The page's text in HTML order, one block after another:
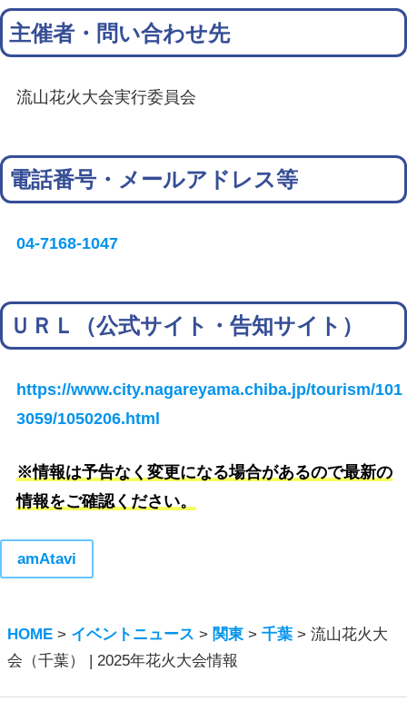
主催者・問い合わせ先
流山花火大会実行委員会
電話番号・メールアドレス等
04-7168-1047
ＵＲＬ（公式サイト・告知サイト）
https://www.city.nagareyama.chiba.jp/tourism/101
3059/1050206.html
※情報は予告なく変更になる場合があるので最新の
情報をご確認ください。
amAtavi
HOME > イベントニュース > 関東 >千葉 >流山花火大
会（千葉） | 2025年花火大会情報